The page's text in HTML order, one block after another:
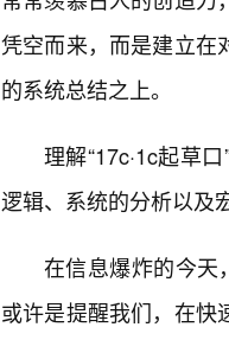
凭空而来，而是建立在
的系统总结之上。
理解“17c·1c起草
逻辑、系统的分析以及
在信息爆炸的今天
或许是提醒我们，在快